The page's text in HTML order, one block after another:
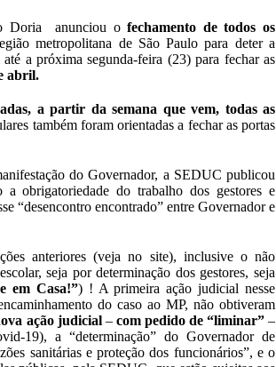
Doria anunciou ofechamento de todos os
metropolitana de São Paulo para deter a
a próxima segunda-feira (23) para fechar as
abril.
a partir da semana que vem, todas as
também foram orientadas a fechar as portas
do Governador, a SEDUC publicou
a obrigatoriedade do trabalho dos gestores e
“desencontro encontrado” entre Governador e
anteriores (veja no site), inclusive o não
seja por determinação dos gestores, seja
em Casa!”) ! A primeira ação judicial nesse
do caso ao MP, não obtiveram
ação judicial– com pedido de “liminar”–
19), a “determinação” do Governador de
sanitárias e proteção dos funcionários”, e o